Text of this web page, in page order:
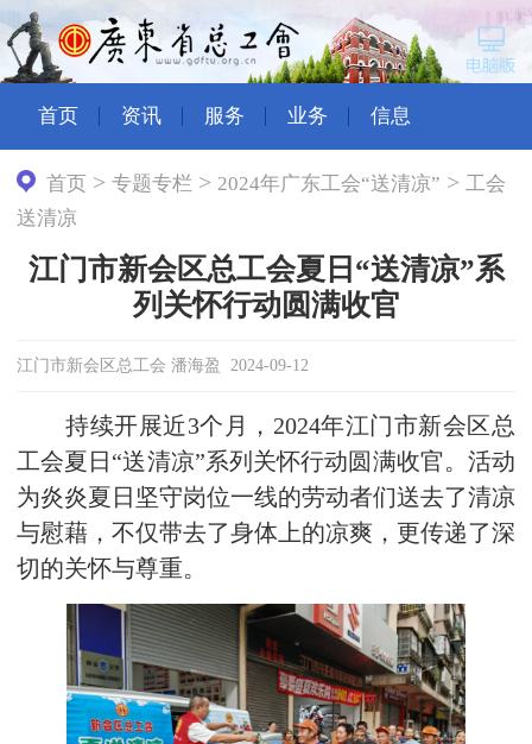
首页 资讯 服务 业务 信息
首页 >专题专栏 > 2024年广东工会“送清凉” > 工会
送清凉
江门市新会区总工会夏日“送清凉”系
列关怀行动圆满收官
江门市新会区总工会 潘海盈 2024-09-12
持续开展近3个月，2024年江门市新会区总
工会夏日“送清凉”系列关怀行动圆满收官。活动
为炎炎夏日坚守岗位一线的劳动者们送去了清凉
与慰藉， 不仅带去了身体上的凉爽，更传递了深
切的关怀与尊重。